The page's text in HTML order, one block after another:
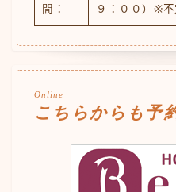
間：
９：００）※不
Online
こちらからも予